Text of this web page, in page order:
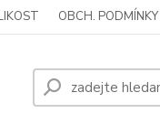
OBCH. PODMÍNKY